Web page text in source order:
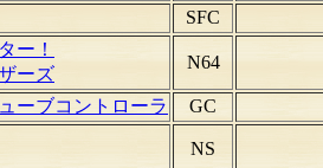
SFC
ー！
ーズ
N64
ーブコントローラ GC
NS